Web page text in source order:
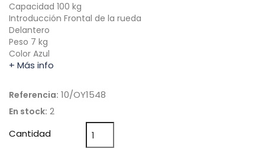
Capacidad 100 kg
Introducción Frontal de la rueda
Delantero
Peso 7 kg
Color Azul
+ Más info
Referencia: 10/OY1548
En stock: 2
Cantidad